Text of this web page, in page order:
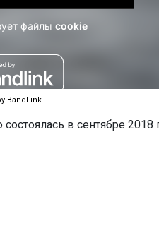
BandLink
в сентябре 2018